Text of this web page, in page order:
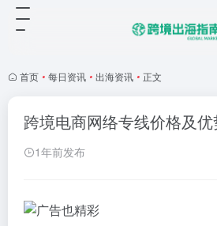
首页 • 每日资讯 • 出海资讯 • 正文
跨境电商网络专线价格及
1年前发布